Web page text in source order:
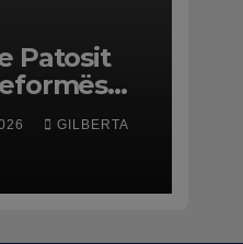
Patosit
Të mos
e qytetit
GILBERTA